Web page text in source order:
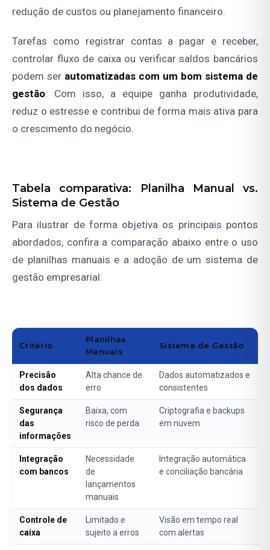
redução de custos ou planejamento financeiro.
Tarefas como registrar contas a pagar e receber,
controlar fluxo de caixa ou verificar saldos bancários
podem ser automatizadas com um bom sistema de
gestão. Com isso, a equipe ganha produtividade,
reduz o estresse e contribui de forma mais ativa para
o crescimento do negócio.
Tabela comparativa: Planilha Manual vs.
Sistema de Gestão
Para ilustrar de forma objetiva os principais pontos
abordados, confira a comparação abaixo entre o uso
de planilhas manuais e a adoção de um sistema de
gestão empresarial:
Critério
Planilhas
Manuais
Sistema de Gestão
Precisão
dos dados
Alta chance de
erro
Dados automatizados e
consistentes
Segurança
das
informações
Baixa, com
risco de perda
Criptografia e backups
em nuvem
Integração
com bancos
Necessidade
de
lançamentos
manuais
Integração automática
e conciliação bancária
Controle de
caixa
Limitado e
sujeito a erros
Visão em tempo real
com alertas